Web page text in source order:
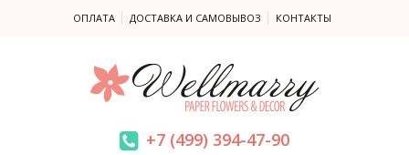
ОПЛАТА ДОСТАВКА И САМОВЫВОЗ КОНТАКТЫ
+7 (499) 394-47-90